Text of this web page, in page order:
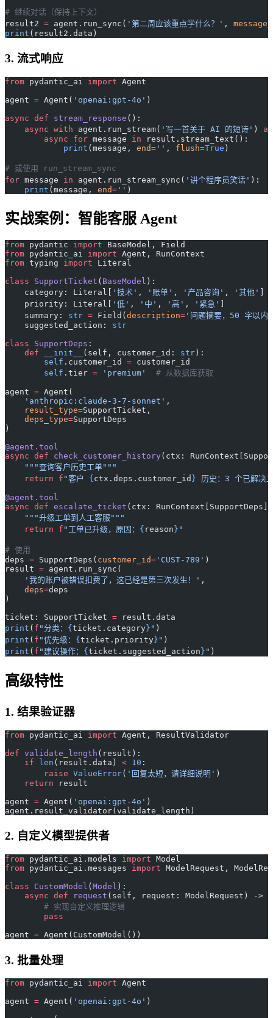
# 继续对话（保持上下文）
result2 = agent.run_sync( '第二周应该重点学什么？' ,
print (result2.data)
3. 流式响应
from pydantic_ai import Agent
agent = Agent( 'openai:gpt-4o' )
async def stream_response ():
    async
with agent.run_stream( '写一首关于 AI 的短诗' ) as
        async
for message in result.stream_text():
            print
(message, end= '' , flush=True )
# 或使用 run_stream_sync
for message in agent.run_stream_sync( '讲个程序员笑话' ):
    print
(message, end= '' )
实战案例：智能客服 Agent
from pydantic import BaseModel, Field
from pydantic_ai import Agent, RunContext
from typing import Literal
class SupportTicket ( BaseModel ):
    category: Literal[
'技术' , '账单' , '产品咨询' , '其他'
    priority: Literal[
'低' , '中' , '高' , '紧急'
    summary:
str = Field( description= '问题摘要，50 字以内'
    suggested_action:
str
class SupportDeps :
    def
__init__ (self, customer_id: str ):
        self
.customer_id = customer_id
        self
.tier = 'premium'
  # 从数据库获取
agent = Agent(
    'anthropic:claude-3-7-sonnet'
,
    result_type
=SupportTicket,
    deps_type
=SupportDeps
)
@agent.tool
async def check_customer_history(ctx:
    """查询客户历史工单"""
    return
f "客户 { ctx.deps.customer_id } 历史：3 个已解决
@agent.tool
async def escalate_ticket (ctx:
    """升级工单到人工客服"""
    return
f "工单已升级，原因： { reason } "
# 使用
deps = SupportDeps( customer_id= 'CUST-789' )
result = agent.run_sync(
    '我的账户被错误扣费了，这已经是第三次发生！'
,
    deps
=deps
)
ticket: SupportTicket = result.data
print ( f "分类： { ticket.category } " )
print ( f "优先级： { ticket.priority } " )
print ( f "建议操作： { ticket.suggested_action } " )
高级特性
1. 结果验证器
from pydantic_ai import Agent, ResultValidator
def validate_length (result):
    if
len (result.data) < 10 :
        raise
ValueError( '回复太短，请详细说明' )
    return
result
agent = Agent( 'openai:gpt-4o' )
agent.result_validator(validate_length)
2. 自定义模型提供者
from pydantic_ai.models import Model
from pydantic_ai.messages import ModelRequest,
class CustomModel ( Model ):
    async
def request (self, request: ModelRequest) ->
        # 实现自定义推理逻辑
        pass
agent = Agent(CustomModel())
3. 批量处理
from pydantic_ai import Agent
agent = Agent( 'openai:gpt-4o' )